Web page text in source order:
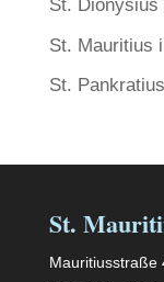
St. Dionysius
St. Mauritius
St.
St.
Mauritiusstraße